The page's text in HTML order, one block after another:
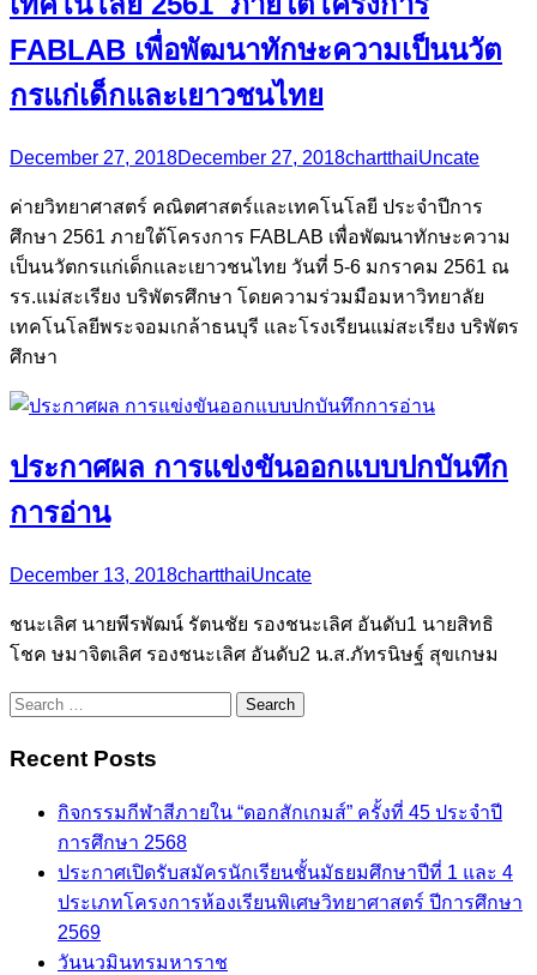
FABLAB เพื่อพัฒนาทักษะความเป็นนวัต
กรแก่เด็กและเยาวชนไทย
December 27, 2018December 27, 2018chartthaiUncate
ค่ายวิทยาศาสตร์ คณิตศาสตร์และเทคโนโลยี ประจำปีการ
ศึกษา 2561 ภายใต้โครงการ FABLAB เพื่อพัฒนาทักษะความ
เป็นนวัตกรแก่เด็กและเยาวชนไทย วันที่ 5-6 มกราคม 2561 ณ
รร.แม่สะเรียง บริพัตรศึกษา โดยความร่วมมือมหาวิทยาลัย
เทคโนโลยีพระจอมเกล้าธนบุรี และโรงเรียนแม่สะเรียง บริพัตร
ศึกษา
ประกาศผล การแข่งขันออกแบบปกบันทึก
การอ่าน
December 13, 2018chartthaiUncate
ชนะเลิศ นายพีรพัฒน์ รัตนชัย รองชนะเลิศ อันดับ1 นายสิทธิ
โชค ษมาจิตเลิศ รองชนะเลิศ อันดับ2 น.ส.ภัทรนิษฐ์ สุขเกษม
Search
Recent Posts
กิจกรรมกีฬาสีภายใน “ดอกสักเกมส์” ครั้งที่ 45 ประจำปี
การศึกษา 2568
ประกาศเปิดรับสมัครนักเรียนชั้นมัธยมศึกษาปีที่ 1 และ 4
ประเภทโครงการห้องเรียนพิเศษวิทยาศาสตร์ ปีการศึกษา
2569
วันนวมินทรมหาราช